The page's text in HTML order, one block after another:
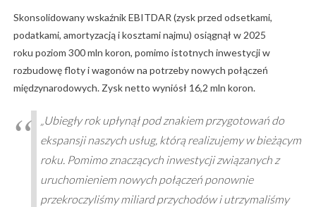
Skonsolidowany wskaźnik EBITDAR (zysk przed odsetkami,
podatkami, amortyzacją i kosztami najmu) osiągnął w 2025
roku poziom 300 mln koron, pomimo istotnych inwestycji w
rozbudowę floty i wagonów na potrzeby nowych połączeń
międzynarodowych. Zysk netto wyniósł 16,2 mln koron.
„Ubiegły rok upłynął pod znakiem przygotowań do
ekspansji naszych usług, którą realizujemy w bieżącym
roku. Pomimo znaczących inwestycji związanych z
uruchomieniem nowych połączeń ponownie
przekroczyliśmy miliard przychodów i utrzymaliśmy